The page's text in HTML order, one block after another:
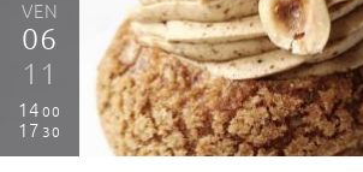
VEN
06
11
14 00
17 30